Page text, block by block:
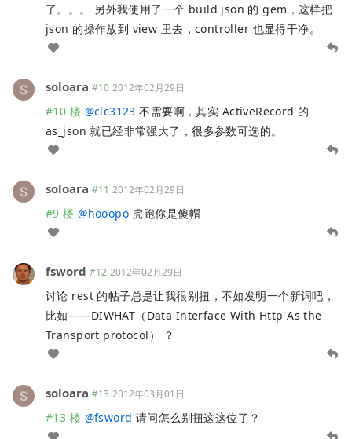
了。。。 另外我使用了一个 build json 的 gem，这样把
json 的操作放到 view 里去，controller 也显得干净。
soloara #10 2012年02月29日
#10 楼 @clc3123 不需要啊，其实 ActiveRecord 的
as_json 就已经非常强大了，很多参数可选的。
soloara #11 2012年02月29日
#9 楼 @hooopo 虎跑你是傻帽
fsword #12 2012年02月29日
讨论 rest 的帖子总是让我很别扭，不如发明一个新词吧，
比如——DIWHAT（Data Interface With Http As the
Transport protocol） ？
soloara #13 2012年03月01日
#13 楼 @fsword 请问怎么别扭这这位了？